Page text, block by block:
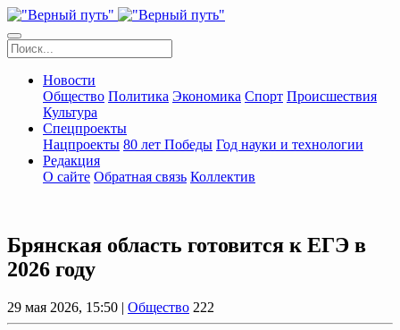
Новости
Общество Политика Экономика Спорт Происшествия
Культура
Спецпроекты
Нацпроекты 80 лет Победы Год науки и технологии
Редакция
О сайте Обратная связь Коллектив
Брянская область готовится к ЕГЭ в
2026 году
29 мая 2026, 15:50 | Общество 222